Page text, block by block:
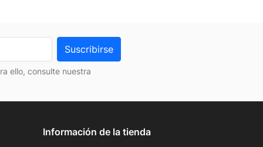
ello, consulte nuestra
Información de la tienda